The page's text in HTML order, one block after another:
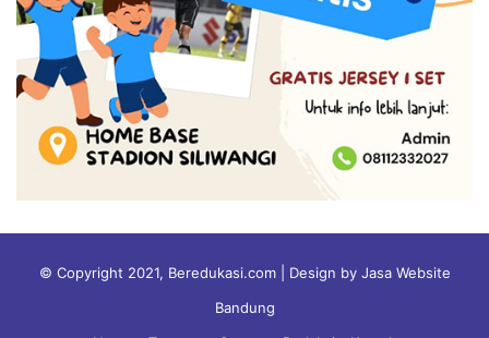
© Copyright 2021, Beredukasi.com | Design by Jasa Website
Bandung